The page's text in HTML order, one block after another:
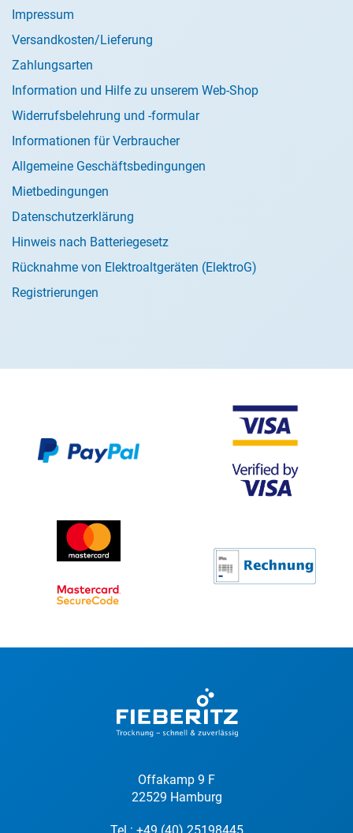
Impressum
Versandkosten/Lieferung
Zahlungsarten
Information und Hilfe zu unserem Web-Shop
Widerrufsbelehrung und -formular
Informationen für Verbraucher
Allgemeine Geschäftsbedingungen
Mietbedingungen
Datenschutzerklärung
Hinweis nach Batteriegesetz
Rücknahme von Elektroaltgeräten (ElektroG)
Registrierungen
Offakamp 9 F
22529 Hamburg